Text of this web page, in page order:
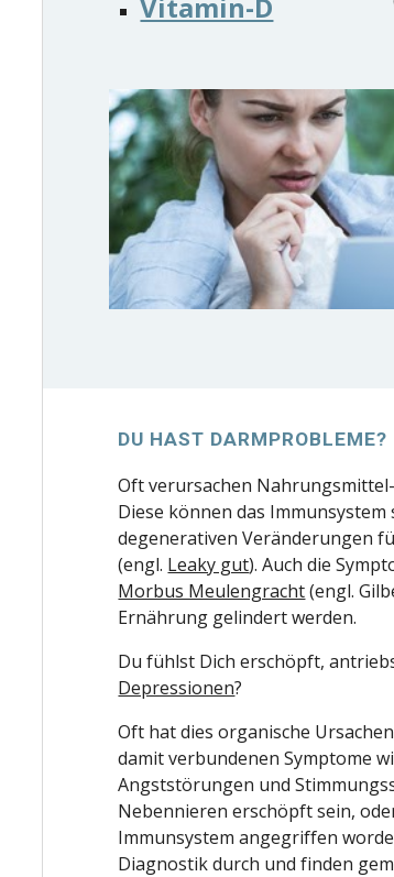
DU HAST DARMPROBLEME?
Oft verursachen
Diese können das
degenerativen Veränderungen
(engl. Leaky gut). Auch die
Morbus Meulengracht(engl.
Ernährung gelindert werden.
Du fühlst Dich erschöpft,
Depressionen?
Oft hat dies organische
damit verbundenen Symptome
Angststörungen und
Nebennieren erschöpft sein,
Immunsystem angegriffen
Diagnostik durch und finden